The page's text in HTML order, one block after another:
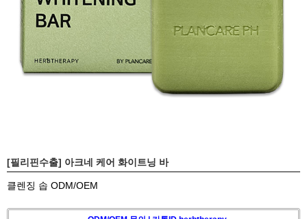
[필리핀수출] 아크네 케어 화이트닝 바
클렌징 솝 ODM/OEM